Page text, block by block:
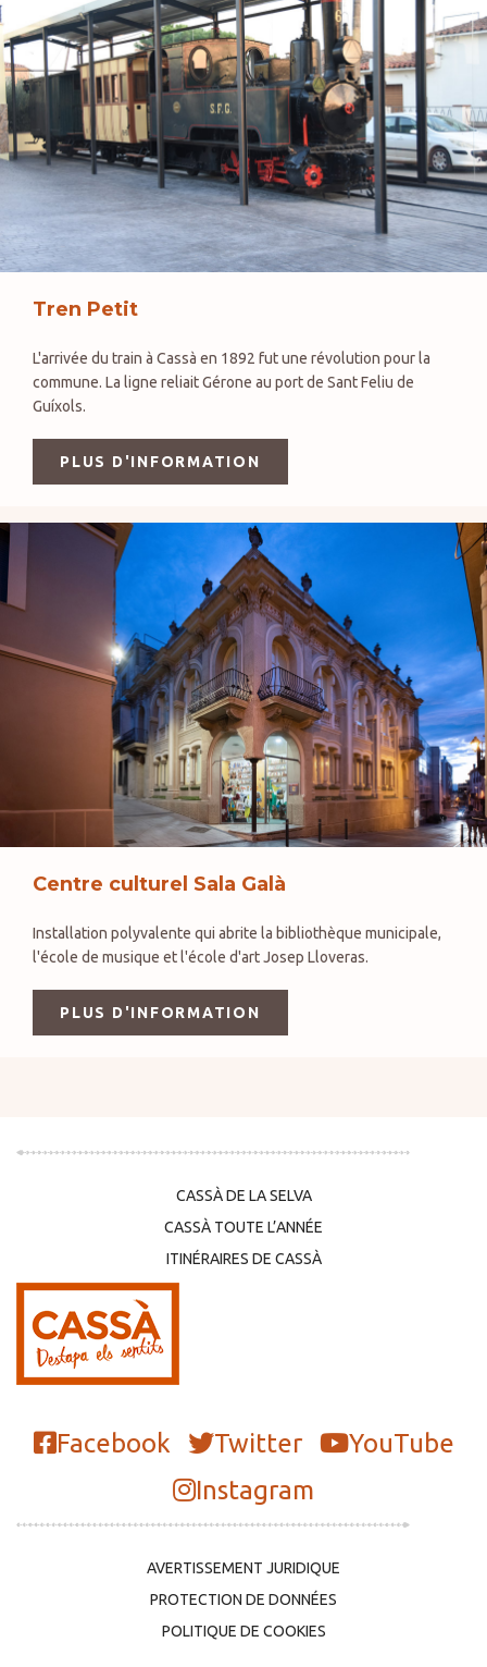
Tren Petit
L'arrivée du train à Cassà en 1892 fut une révolution pour la
commune. La ligne reliait Gérone au port de Sant Feliu de
Guíxols.
PLUS D'INFORMATION
Centre culturel Sala Galà
Installation polyvalente qui abrite la bibliothèque municipale,
l'école de musique et l'école d'art Josep Lloveras.
PLUS D'INFORMATION
CASSÀ DE LA SELVA
CASSÀ TOUTE L’ANNÉE
ITINÉRAIRES DE CASSÀ
Facebook Twitter
YouTube
Instagram
AVERTISSEMENT JURIDIQUE
PROTECTION DE DONNÉES
POLITIQUE DE COOKIES